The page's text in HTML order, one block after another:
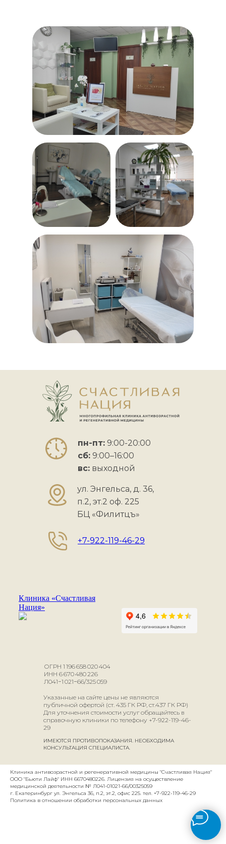
ОГРН 1 196 658 020 404
ИНН 6 670 480 226
Л041−1 021−66/325 059
Указанные на сайте цены не являются
публичной офертой (ст. 435 ГК РФ, ст.437 ГК РФ)
Для уточнения стоимости услуг обращайтесь в
справочную клиники по телефону +7-922-119-46-
29
ИМЕЮТСЯ ПРОТИВОПОКАЗАНИЯ. НЕОБХОДИМА
КОНСУЛЬТАЦИЯ СПЕЦИАЛИСТА.
Клиника «Счастливая
Нация»
ул. Энгельса, д. 36,
п.2, эт.2 оф. 225
БЦ «Филитцъ»
пн-пт: 9:00-20:00
сб: 9:00–16:00
вс: выходной
+7-922-119-46-29
Клиника антивозрастной и регенеративной медицины "Счастливая Нация"
ООО "Бьюти Лайф" ИНН 6670480226. Лицензия на осуществление
медицинской деятельности № Л041-01021-66/00325059
г. Екатеринбург ул. Энгельса 36, п.2, эт.2, офис 225. тел. +7-922-119-46-29
Политика в отношении обработки персональных данных